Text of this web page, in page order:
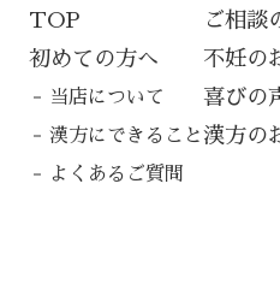
TOP
初めての方へ
当店について
漢方にできること
よくあるご質問
ご相談
不妊の
喜びの
漢方の